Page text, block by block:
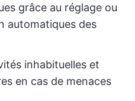
grâce au réglage ou
automatiques des
inhabituelles et
en cas de menaces